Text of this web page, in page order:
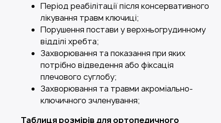
Період реабілітації після консервативного
лікування травм ключиці;
Порушення постави у верхньогрудинному
відділі хребта;
Захворювання та показання при яких
потрібно відведення або фіксація
плечового суглобу;
Захворювання та травми акроміально-
ключичного зчленування;
Таблиця розмірів для ортопедичного